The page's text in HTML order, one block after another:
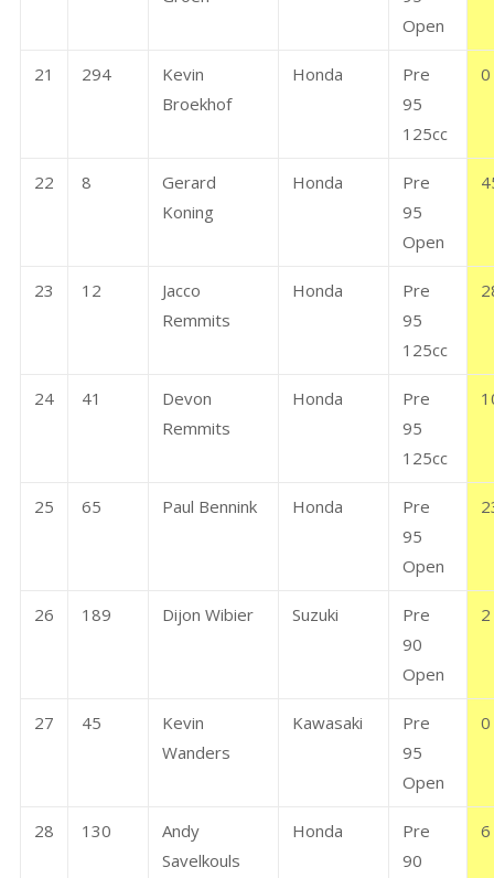
Open
21 294
Kevin
Broekhof
Honda
Pre
95
125cc
0
22 8
Gerard
Koning
Honda
Pre
95
Open
23 12
Jacco
Remmits
Honda
Pre
95
125cc
24 41
Devon
Remmits
Honda
Pre
95
125cc
25 65 Paul Bennink Honda
Pre
95
Open
26 189 Dijon Wibier Suzuki
Pre
90
Open
2
27 45
Kevin
Wanders
Kawasaki
Pre
95
Open
0
28 130
Andy
Savelkouls
Honda
Pre
90
6